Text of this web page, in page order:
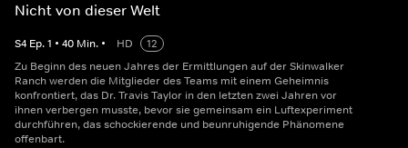
Nicht von dieser Welt
S4 Ep.1 • 40 Min. • HD
12
Zu Beginn des neuen Jahres der Ermittlungen auf der Skinwalker
Ranch werden die Mitglieder des Teams mit einem Geheimnis
konfrontiert, das Dr. Travis Taylor in den letzten zwei Jahren vor
ihnen verbergen musste, bevor sie gemeinsam ein Luftexperiment
durchführen, das schockierende und beunruhigende Phänomene
offenbart.